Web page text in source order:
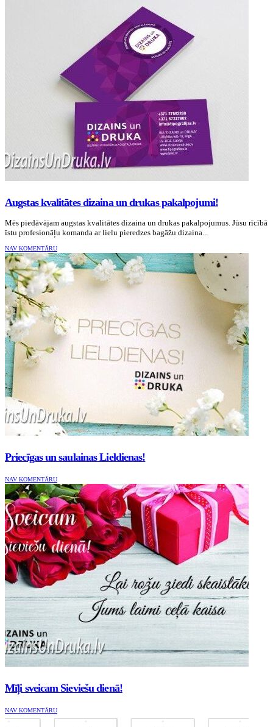
Augstas kvalitātes dizaina un drukas pakalpojumi!
Mēs piedāvājam augstas kvalitātes dizaina un drukas pakalpojumus. Jūsu rīcībā
īstu profesionāļu komanda ar lielu pieredzes bagāžu dizaina...
NAV KOMENTĀRU
Priecīgas un saulainas Lieldienas!
NAV KOMENTĀRU
Mīļi sveicam Sieviešu dienā!
NAV KOMENTĀRU